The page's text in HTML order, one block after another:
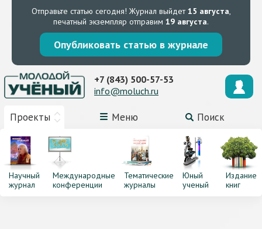
Отправьте статью сегодня! Журнал выйдет15 августа,
печатный экземпляр отправим 19 августа.
Опубликовать статью в журнале
Проекты Меню Поиск
+7 (843) 500-57-53
info@moluch.ru
Научный
журнал
Международные
конференции
Тематические
журналы
Юный
ученый
Издание
книг